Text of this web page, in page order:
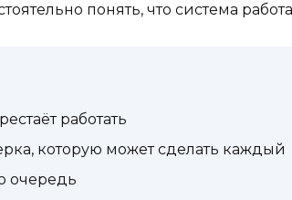
понять, что система
работать
которую может сделать каждый
очередь